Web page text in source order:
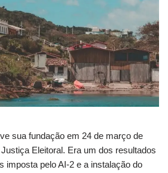
sua fundação em 24 de março de
Eleitoral. Era um dos resultados
imposta pelo AI-2 e a instalação do